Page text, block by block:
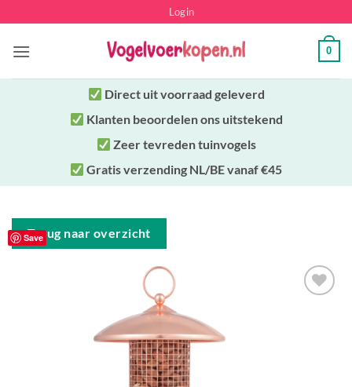
naar
inhoud
Login
0
Direct uitvoorraad geleverd
Klanten beoordelen ons uitstekend
Zeer tevreden tuinvogels
Gratis verzending NL/BE vanaf €45
Terug naar overzicht
Save